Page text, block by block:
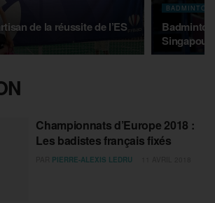
de la réussite de l’ES
BADMINTON
Singapour
Championnats d’Europe 2018 :
Les badistes français fixés
PIERRE-ALEXIS LEDRU